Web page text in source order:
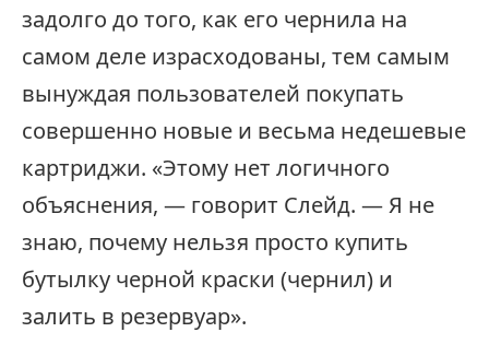
задолго до того, как его чернила на
самом деле израсходованы, тем самым
вынуждая пользователей покупать
совершенно новые и весьма недешевые
картриджи. «Этому нет логичного
объяснения, — говорит Слейд. — Я не
знаю, почему нельзя просто купить
бутылку черной краски (чернил) и
залить в резервуар».